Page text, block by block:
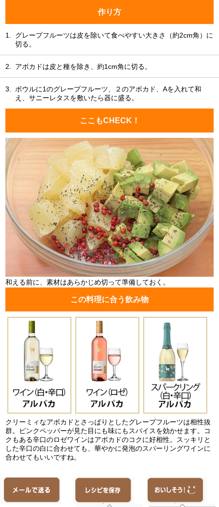
作り方
1.
グレープフルーツは皮を除いて食べやすい大きさ（約2cm角）に
切る。
2. アボカドは皮と種を除き、約1cm角に切る。
3.
ボウルに1のグレープフルーツ、２のアボカド、Aを入れて和
え、サニーレタスを敷いたら器に盛る。
ここもCHECK！
和える前に、素材はあらかじめ切って準備しておく。
この料理に合う飲み物
クリーミィなアボカドとさっぱりとしたグレープフルーツは相性抜
群。ピンクペッパーが見た目にも味にもスパイスを効かせます。コ
クもある辛口のロゼワインはアボカドのコクに好相性。スッキリと
した辛口の白に合わせても、華やかに発泡のスパーリングワインに
合わせてもいいですね。